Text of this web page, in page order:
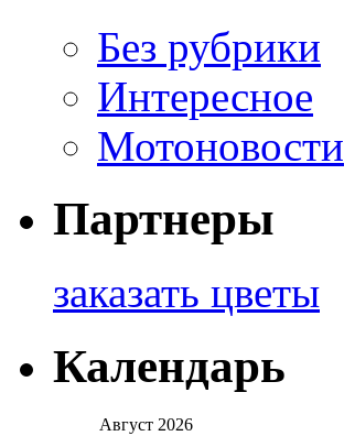
Без рубрики
Интересное
Мотоновости
Партнеры
заказать цветы
Календарь
Август 2026